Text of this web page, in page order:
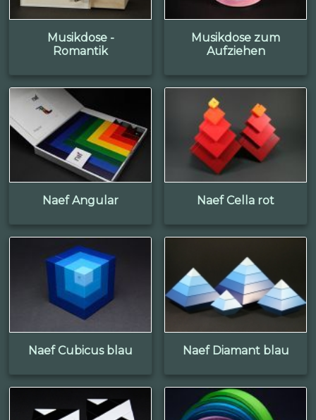
Musikdose -
Romantik
Musikdose zum
Aufziehen
Naef Angular Naef Cella rot
Naef Cubicus blau Naef Diamant blau